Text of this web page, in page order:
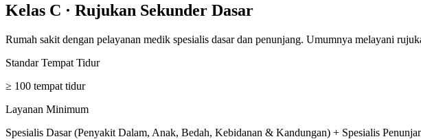
Kelas C · Rujukan Sekunder Dasar
Rumah sakit dengan pelayanan medik spesialis dasar dan penunjang. Umumnya melayani
Standar Tempat Tidur
≥ 100 tempat tidur
Layanan Minimum
Spesialis Dasar (Penyakit Dalam, Anak, Bedah, Kebidanan & Kandungan) + Spesialis